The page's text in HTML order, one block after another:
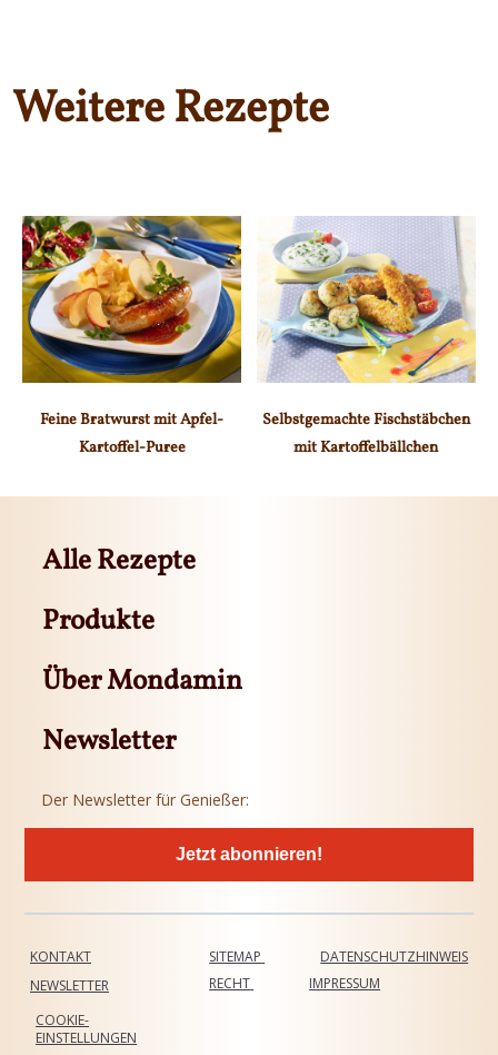
Weitere Rezepte
Feine Bratwurst mit Apfel-
Kartoffel-Puree
Selbstgemachte Fischstäbchen
mit Kartoffelbällchen
Alle Rezepte
Produkte
Über Mondamin
Newsletter
Der Newsletter für Genießer:
Jetzt abonnieren!
KONTAKT
SITEMAP
NEWSLETTER
DATENSCHUTZHINWEIS
COOKIE-
EINSTELLUNGEN
RECHT IMPRESSUM